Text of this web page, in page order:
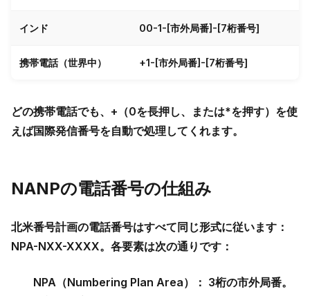
インド 00-1-[市外局番]-[7桁番号]
携帯電話（世界中） +1-[市外局番]-[7桁番号]
どの携帯電話でも、 + （0を長押し、または*を押す）を使
えば国際発信番号を自動で処理してくれます。
NANPの電話番号の仕組み
北米番号計画の電話番号はすべて同じ形式に従います：
NPA-NXX-XXXX。各要素は次の通りです：
NPA（Numbering Plan Area）： 3桁の市外局番。